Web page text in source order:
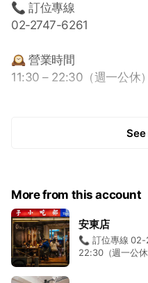
📞 訂位專線
02-2747-6261
🕰️ 營業時間
11:30 – 22:30（週一公休）
捷運：南京三民站 3 號出
More from this account
安東店
📞 訂位專線 02-2772-6920
22:30（週一公休） 🚇 交通方式 捷運：忠孝復